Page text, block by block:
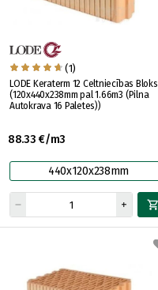
(1)
LODE Keraterm 12 Celtniecības Bloks
(120x440x238mm pal 1.66m3 (Pilna
Autokrava 16 Paletes))
88.33 €/m3
440x120x238mm